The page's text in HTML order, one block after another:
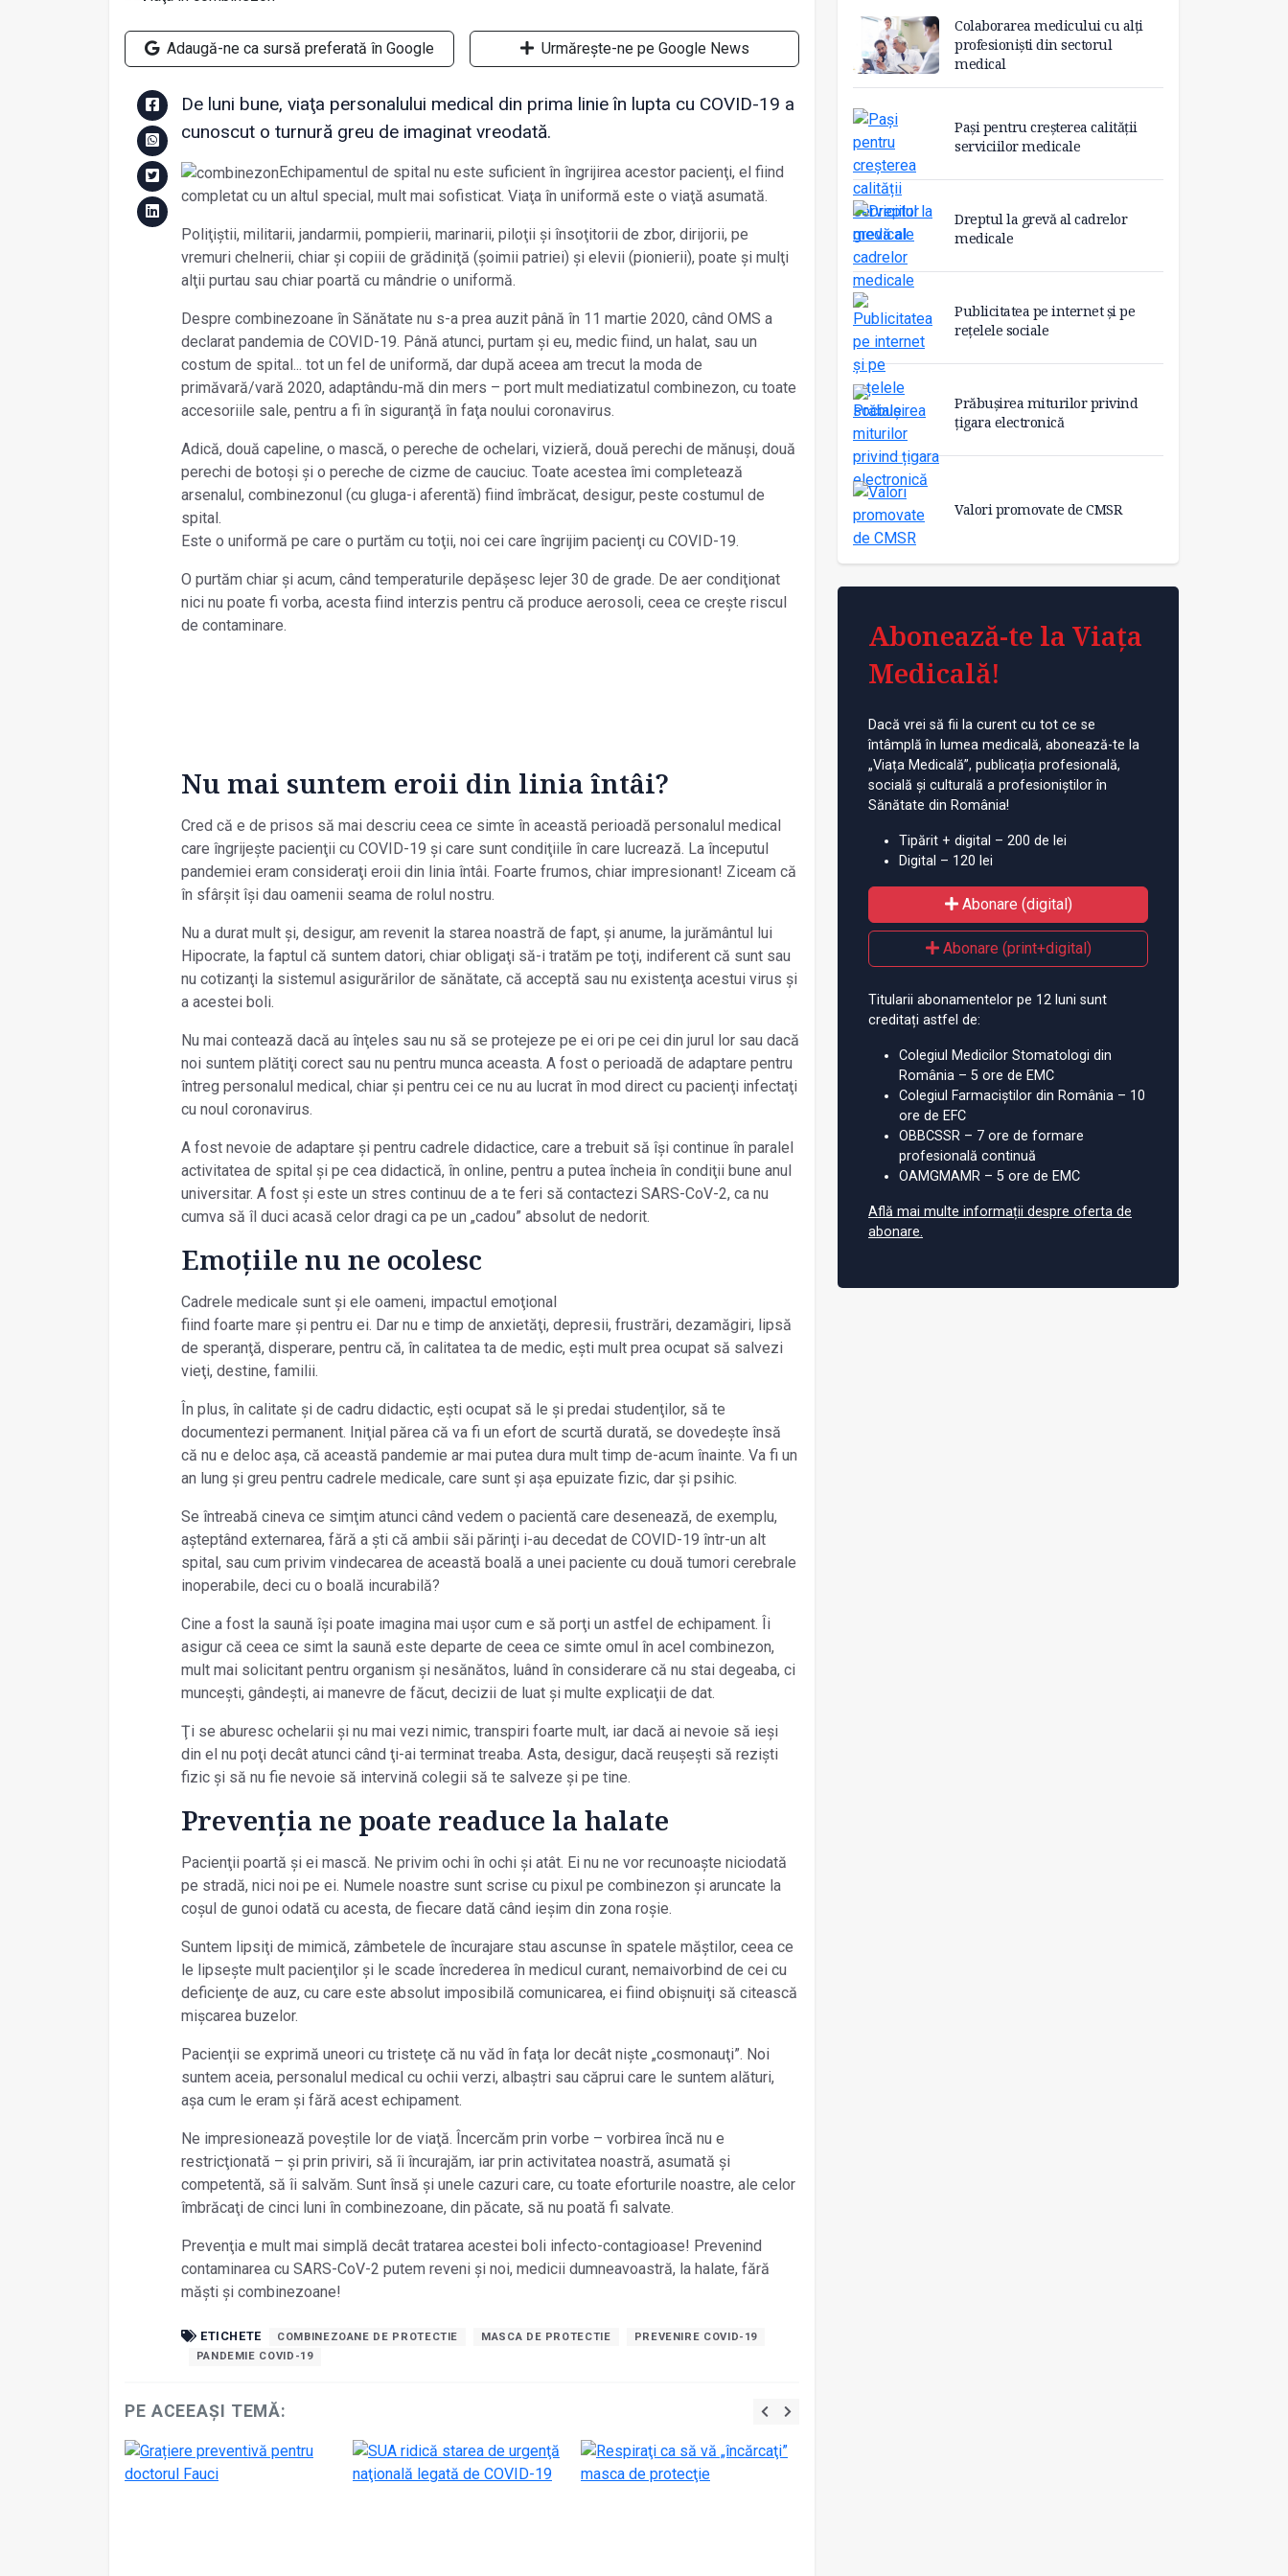
Adaugă-ne ca sursă preferată în Google Urmărește-ne pe Google News
De luni bune, viaţa personalului medical din prima linie în lupta cu COVID-19 a
cunoscut o turnură greu de imaginat vreodată.
Echipamentul de spital nu este suficient în îngrijirea acestor pacienţi, el fiind
completat cu un altul special, mult mai sofisticat. Viaţa în uniformă este o viaţă asumată.
Poliţiștii, militarii, jandarmii, pompierii, marinarii, piloţii și însoţitorii de zbor, dirijorii, pe
vremuri chelnerii, chiar și copiii de grădiniţă (șoimii patriei) și elevii (pionierii), poate și mulţi
alţii purtau sau chiar poartă cu mândrie o uniformă.
Despre combinezoane în Sănătate nu s-a prea auzit până în 11 martie 2020, când OMS a
declarat pandemia de COVID-19. Până atunci, purtam și eu, medic fiind, un halat, sau un
costum de spital... tot un fel de uniformă, dar după aceea am trecut la moda de
primăvară/vară 2020, adaptându-mă din mers – port mult mediatizatul combinezon, cu toate
accesoriile sale, pentru a fi în siguranţă în faţa noului coronavirus.
Adică, două capeline, o mască, o pereche de ochelari, vizieră, două perechi de mănuși, două
perechi de botoși și o pereche de cizme de cauciuc. Toate acestea îmi completează
arsenalul, combinezonul (cu gluga-i aferentă) fiind îmbrăcat, desigur, peste costumul de
spital.
Este o uniformă pe care o purtăm cu toţii, noi cei care îngrijim pacienţi cu COVID-19.
O purtăm chiar și acum, când temperaturile depășesc lejer 30 de grade. De aer condiţionat
nici nu poate fi vorba, acesta fiind interzis pentru că produce aerosoli, ceea ce crește riscul
de contaminare.
Nu mai suntem eroii din linia întâi?
Cred că e de prisos să mai descriu ceea ce simte în această perioadă personalul medical
care îngrijește pacienţii cu COVID-19 și care sunt condiţiile în care lucrează. La începutul
pandemiei eram consideraţi eroii din linia întâi. Foarte frumos, chiar impresionant! Ziceam că
în sfârșit își dau oamenii seama de rolul nostru.
Nu a durat mult și, desigur, am revenit la starea noastră de fapt, și anume, la jurământul lui
Hipocrate, la faptul că suntem datori, chiar obligaţi să-i tratăm pe toţi, indiferent că sunt sau
nu cotizanţi la sistemul asigurărilor de sănătate, că acceptă sau nu existenţa acestui virus și
a acestei boli.
Nu mai contează dacă au înţeles sau nu să se protejeze pe ei ori pe cei din jurul lor sau dacă
noi suntem plătiţi corect sau nu pentru munca aceasta. A fost o perioadă de adaptare pentru
întreg personalul medical, chiar și pentru cei ce nu au lucrat în mod direct cu pacienţi infectaţi
cu noul coronavirus.
A fost nevoie de adaptare și pentru cadrele didactice, care a trebuit să își continue în paralel
activitatea de spital și pe cea didactică, în online, pentru a putea încheia în condiţii bune anul
universitar. A fost și este un stres continuu de a te feri să contactezi SARS-CoV-2, ca nu
cumva să îl duci acasă celor dragi ca pe un „cadou” absolut de nedorit.
Emoţiile nu ne ocolesc
Cadrele medicale sunt și ele oameni, impactul emoţional
fiind foarte mare și pentru ei. Dar nu e timp de anxietăţi, depresii, frustrări, dezamăgiri, lipsă
de speranţă, disperare, pentru că, în calitatea ta de medic, ești mult prea ocupat să salvezi
vieţi, destine, familii.
În plus, în calitate și de cadru didactic, ești ocupat să le și predai studenţilor, să te
documentezi permanent. Iniţial părea că va fi un efort de scurtă durată, se dovedește însă
că nu e deloc așa, că această pandemie ar mai putea dura mult timp de-acum înainte. Va fi un
an lung și greu pentru cadrele medicale, care sunt și așa epuizate fizic, dar și psihic.
Se întreabă cineva ce simţim atunci când vedem o pacientă care desenează, de exemplu,
așteptând externarea, fără a ști că ambii săi părinţi i-au decedat de COVID-19 într-un alt
spital, sau cum privim vindecarea de această boală a unei paciente cu două tumori cerebrale
inoperabile, deci cu o boală incurabilă?
Cine a fost la saună își poate imagina mai ușor cum e să porţi un astfel de echipament. Îi
asigur că ceea ce simt la saună este departe de ceea ce simte omul în acel combinezon,
mult mai solicitant pentru organism și nesănătos, luând în considerare că nu stai degeaba, ci
muncești, gândești, ai manevre de făcut, decizii de luat și multe explicaţii de dat.
Ţi se aburesc ochelarii și nu mai vezi nimic, transpiri foarte mult, iar dacă ai nevoie să ieși
din el nu poţi decât atunci când ţi-ai terminat treaba. Asta, desigur, dacă reușești să reziști
fizic și să nu fie nevoie să intervină colegii să te salveze și pe tine.
Prevenţia ne poate readuce la halate
Pacienţii poartă și ei mască. Ne privim ochi în ochi și atât. Ei nu ne vor recunoaște niciodată
pe stradă, nici noi pe ei. Numele noastre sunt scrise cu pixul pe combinezon și aruncate la
coșul de gunoi odată cu acesta, de fiecare dată când ieșim din zona roșie.
Suntem lipsiţi de mimică, zâmbetele de încurajare stau ascunse în spatele măștilor, ceea ce
le lipsește mult pacienţilor și le scade încrederea în medicul curant, nemaivorbind de cei cu
deficienţe de auz, cu care este absolut imposibilă comunicarea, ei fiind obișnuiţi să citească
mișcarea buzelor.
Pacienţii se exprimă uneori cu tristeţe că nu văd în faţa lor decât niște „cosmonauţi”. Noi
suntem aceia, personalul medical cu ochii verzi, albaștri sau căprui care le suntem alături,
așa cum le eram și fără acest echipament.
Ne impresionează poveștile lor de viaţă. Încercăm prin vorbe – vorbirea încă nu e
restricţionată – și prin priviri, să îi încurajăm, iar prin activitatea noastră, asumată și
competentă, să îi salvăm. Sunt însă și unele cazuri care, cu toate eforturile noastre, ale celor
îmbrăcaţi de cinci luni în combinezoane, din păcate, să nu poată fi salvate.
Prevenţia e mult mai simplă decât tratarea acestei boli infecto-contagioase! Prevenind
contaminarea cu SARS-CoV-2 putem reveni și noi, medicii dumneavoastră, la halate, fără
măști și combinezoane!
ETICHETE COMBINEZOANE DE PROTECTIE MASCA DE PROTECTIE
PREVENIRE COVID-19
PANDEMIE COVID-19
PE ACEEAȘI TEMĂ:
Colaborarea medicului cu alți
profesioniști din sectorul
medical
Pași pentru creșterea calității
serviciilor medicale
Dreptul la grevă al cadrelor
medicale
Publicitatea pe internet și pe
rețelele sociale
Prăbușirea miturilor privind
țigara electronică
Valori promovate de CMSR
Abonează-te la Viața
Medicală!
Dacă vrei să fii la curent cu tot ce se
întâmplă în lumea medicală, abonează-te la
„Viața Medicală”, publicația profesională,
socială și culturală a profesioniștilor în
Sănătate din România!
Tipărit + digital – 200 de lei
Digital – 120 lei
Abonare (digital)
Abonare (print+digital)
Titularii abonamentelor pe 12 luni sunt
creditați astfel de:
Colegiul Medicilor Stomatologi din
România – 5 ore de EMC
Colegiul Farmaciștilor din România – 10
ore de EFC
OBBCSSR – 7 ore de formare
profesională continuă
OAMGMAMR – 5 ore de EMC
Află mai multe informații despre oferta de
abonare.